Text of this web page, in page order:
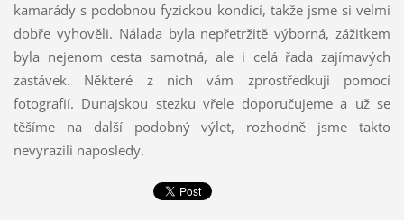
kamarády s podobnou fyzickou kondicí, takže jsme si velmi
dobře vyhověli. Nálada byla nepřetržitě výborná, zážitkem
byla nejenom cesta samotná, ale i celá řada zajímavých
zastávek. Některé z nich vám zprostředkuji pomocí
fotografií. Dunajskou stezku vřele doporučujeme a už se
těšíme na další podobný výlet, rozhodně jsme takto
nevyrazili naposledy.